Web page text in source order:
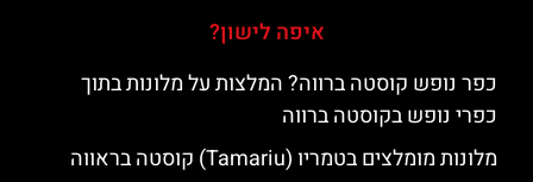
איפה לישון?
כפר נופש קוסטה ברווה? המלצות על מלונות בתוך
כפרי נופש בקוסטה ברווה
מלונות מומלצים בטמריו (Tamariu) קוסטה בראווה